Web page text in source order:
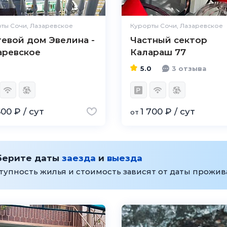
Сочи, Лазаревское
дом Эвелина -
₽ / сут
Курорты Сочи, Лазаревское
Частный сектор
Калараш 77
5.0 3 отзыва
от 1 700 ₽ / сут
даты заезда и выезда
жилья и стоимость зависят от даты